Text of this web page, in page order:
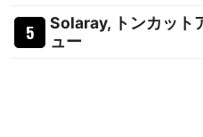
Solaray, トンカット
ュー